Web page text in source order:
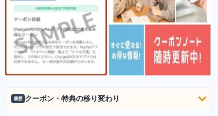
履歴 クーポン・特典の移り変わり